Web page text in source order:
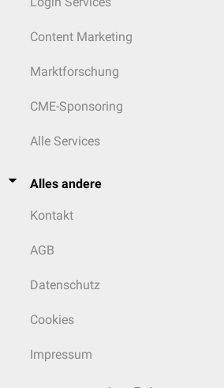
Content Marketing
Marktforschung
CME-Sponsoring
Alle Services
Alles andere
Kontakt
AGB
Datenschutz
Cookies
Impressum